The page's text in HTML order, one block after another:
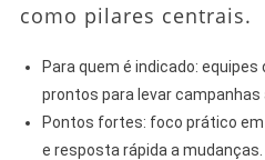
como pilares centrais.
Para quem é indicado:
prontos para levar campanhas
Pontos fortes: foco prático em
e resposta rápida a mudanças.